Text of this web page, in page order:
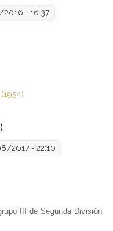
- 16:37
2017 - 22:10
III de Segunda División